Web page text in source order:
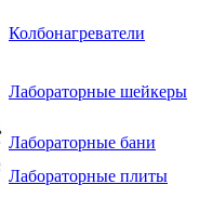
Колбонагреватели
Лабораторные шейкеры
Лабораторные бани
Лабораторные плиты